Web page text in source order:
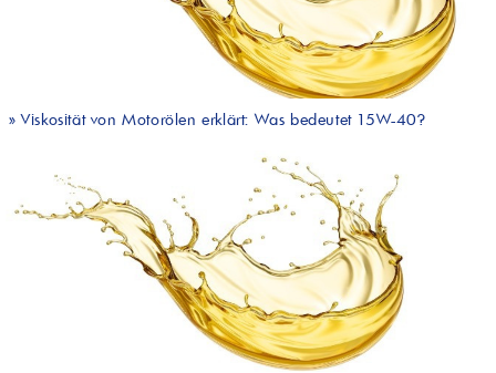
» Viskosität von Motorölen erklärt: Was bedeutet 15W-40?